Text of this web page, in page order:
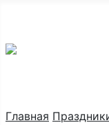
Главная